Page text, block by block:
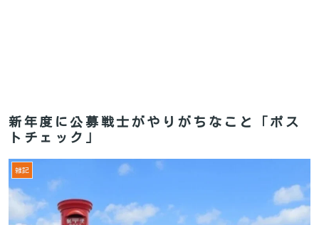
新年度に公募戦士がやりがちなこと「ポス
トチェック」
雑記